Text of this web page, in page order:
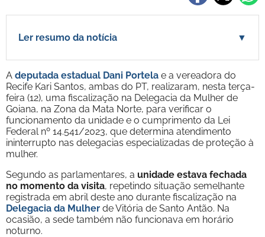
Ler resumo da notícia ▼
A deputada estadual Dani Portela e a vereadora do
Recife Kari Santos, ambas do PT, realizaram, nesta terça-
feira (12), uma fiscalização na Delegacia da Mulher de
Goiana, na Zona da Mata Norte, para verificar o
funcionamento da unidade e o cumprimento da Lei
Federal nº 14.541/2023, que determina atendimento
ininterrupto nas delegacias especializadas de proteção à
mulher.
Segundo as parlamentares, a unidade estava fechada
no momento da visita, repetindo situação semelhante
registrada em abril deste ano durante fiscalização na
Delegacia da Mulher de Vitória de Santo Antão. Na
ocasião, a sede também não funcionava em horário
noturno.